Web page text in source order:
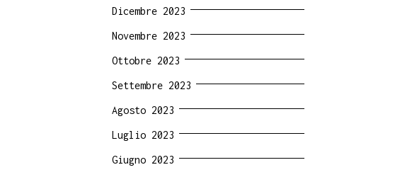
Dicembre 2023
Novembre 2023
Ottobre 2023
Settembre 2023
Agosto 2023
Luglio 2023
Giugno 2023